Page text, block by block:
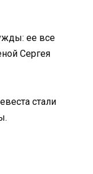
ее все
Сергея
стали